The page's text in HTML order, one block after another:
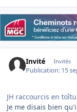
Invité Invités
Publication: 15
JH raccourcis en
Je me disais bien